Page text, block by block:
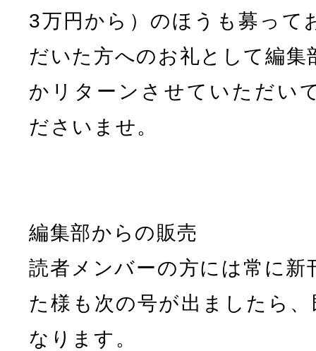
3万円から）のほうも募って
だいた方へのお礼として編
かリターンさせていただい
ださいませ。
編集部からの販売
読者メンバーの方には常に新
た様も次の号が出ましたら
なります。